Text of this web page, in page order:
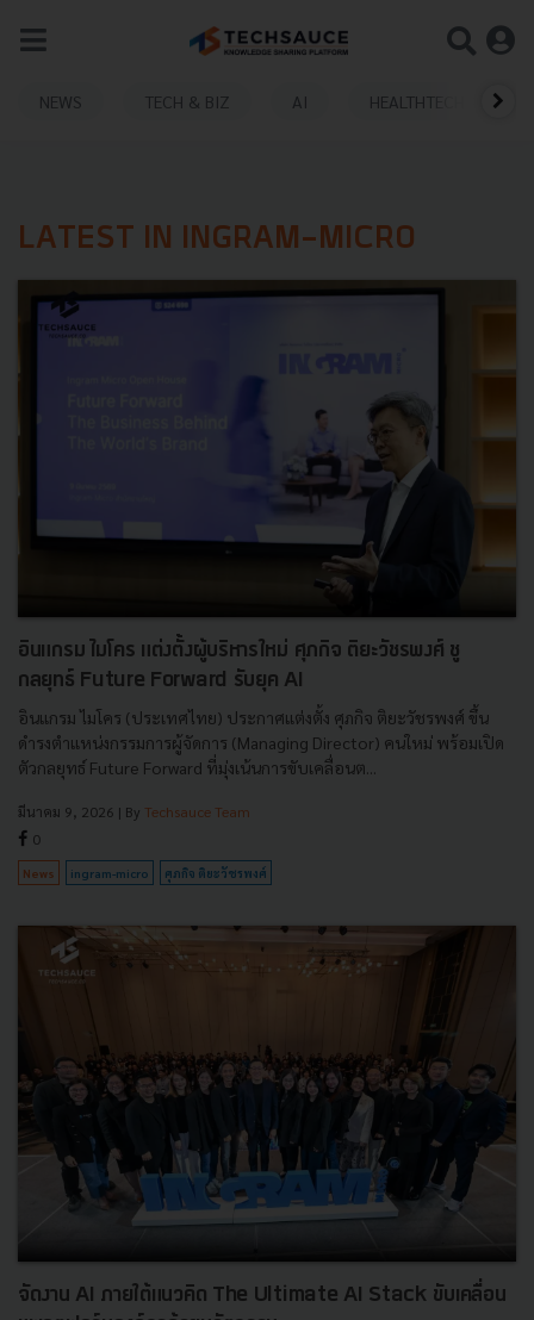
NEWS TECH & BIZ AI HEALTHTECH
LATEST IN INGRAM-MICRO
อินแกรม ไมโคร แต่งตั้งผู้บริหารใหม่ ศุภกิจ ติยะวัชรพงศ์ ชู
กลยุทธ์ Future Forward รับยุค AI
อินแกรม ไมโคร (ประเทศไทย) ประกาศแต่งตั้ง ศุภกิจ ติยะวัชรพงศ์ ขึ้น
ดำรงตำแหน่งกรรมการผู้จัดการ (Managing Director) คนใหม่ พร้อมเปิด
ตัวกลยุทธ์ Future Forward ที่มุ่งเน้นการขับเคลื่อนต...
มีนาคม 9, 2026 | By Techsauce Team
0
News ingram-micro ศุภกิจ ติยะวัชรพงศ์
จัดงาน AI ภายใต้แนวคิด The Ultimate AI Stack ขับเคลื่อน